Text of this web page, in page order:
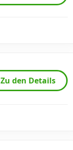
Zu den Details